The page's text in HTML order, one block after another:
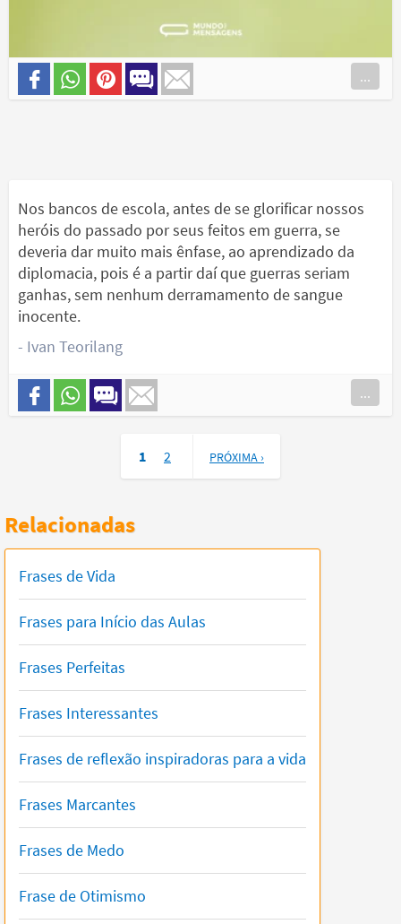
...
Nos bancos de escola, antes de se glorificar nossos
heróis do passado por seus feitos em guerra, se
deveria dar muito mais ênfase, ao aprendizado da
diplomacia, pois é a partir daí que guerras seriam
ganhas, sem nenhum derramamento de sangue
inocente.
- Ivan Teorilang
...
1 2 PRÓXIMA ›
Relacionadas
Frases de Vida
Frases para Início das Aulas
Frases Perfeitas
Frases Interessantes
Frases de reflexão inspiradoras para a vida
Frases Marcantes
Frases de Medo
Frase de Otimismo